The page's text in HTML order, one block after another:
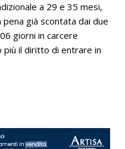
a 29 e 35 mesi,
già scontata dai due
giorni in carcere
più il diritto di entrare in